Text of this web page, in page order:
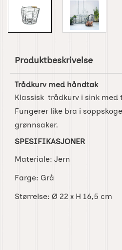
Produktbeskrivelse
Trådkurv med håndtak
Klassisk trådkurv i sink med
Fungerer like bra i
grønnsaker.
SPESIFIKASJONER
Materiale: Jern
Farge: Grå
Størrelse: Ø 22 x H 16,5 cm